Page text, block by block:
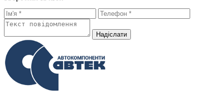
Надiслати